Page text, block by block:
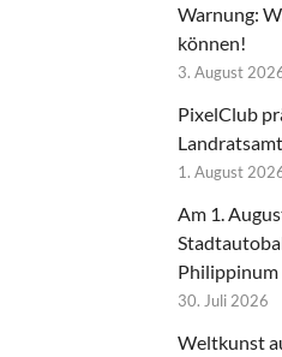
Warnung:
können!
3. August
PixelClub
1. August
Am 1.
Philippinum
30. Juli 2026
Weltkunst